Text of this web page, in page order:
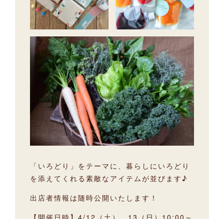
「いろどり」をテーマに、暮らしにいろどり
を添えてくれる素敵なアイテムが並びます♪
出店者情報は随時公開いたします！